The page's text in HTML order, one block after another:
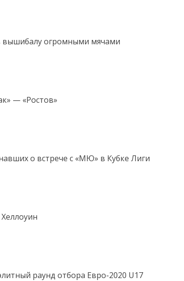
вышибалу огромными мячами
— «Ростов»
о встрече с «МЮ» в Кубке Лиги
раунд отбора Евро-2020 U17